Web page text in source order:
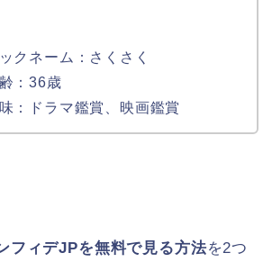
クネーム：さくさく
：36歳
：ドラマ鑑賞、映画鑑賞
フィデJPを無料で見る方法を2つ